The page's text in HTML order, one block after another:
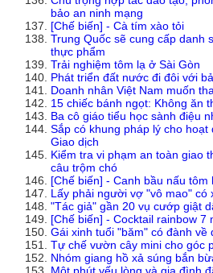
bảo an ninh mạng
[Chế biến] - Cà tím xào tỏi
Trung Quốc sẽ cung cấp danh
thực phẩm
Trải nghiệm tôm lạ ở Sài Gòn
Phát triển đất nước đi đôi với
Doanh nhân Việt Nam muốn
15 chiếc bánh ngọt: Không ăn
Ba cô giáo tiểu học sành điệu
Sắp có khung pháp lý cho
Giao dịch
Kiểm tra vi phạm an toàn giao
câu trộm chó
[Chế biến] - Canh bầu nấu tôm
Lấy phải người vợ "vô mao" có
"Tác giả" gần 20 vụ cướp giật
[Chế biến] - Cocktail rainbow 7
Gái xinh tuổi "băm" có đành về
Tự chế vườn cây mini cho góc
Nhóm giang hồ xả súng bắn